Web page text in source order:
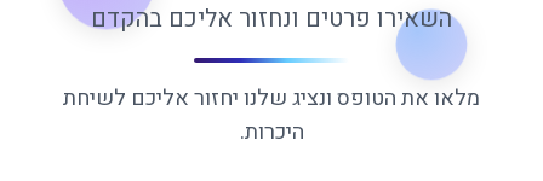
השאירו פרטים ונחזור אליכם בהקדם
מלאו את הטופס ונציג שלנו יחזור אליכם לשיחת
היכרות.